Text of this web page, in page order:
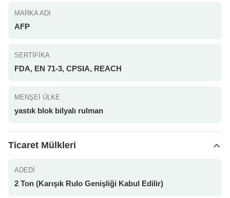
MARKA ADI
AFP
SERTIFIKA
FDA, EN 71-3, CPSIA, REACH
MENŞEI ÜLKE
yastık blok bilyalı rulman
Ticaret Mülkleri
ADEDI
2 Ton (Karışık Rulo Genişliği Kabul Edilir)